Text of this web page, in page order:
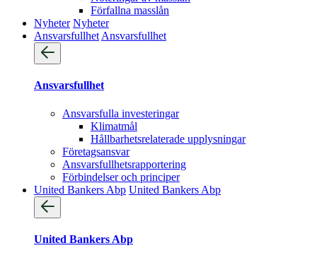
Förfallna masslån
Nyheter Nyheter
Ansvarsfullhet Ansvarsfullhet
Ansvarsfullhet
Ansvarsfulla investeringar
Klimatmål
Hållbarhetsrelaterade upplysningar
Företagsansvar
Ansvarsfullhets­rapportering
Förbindelser och principer
United Bankers Abp United Bankers Abp
United Bankers Abp